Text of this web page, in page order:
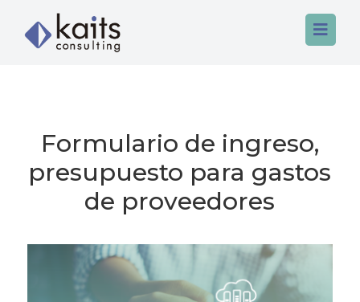

Home
Servicios
FP&A
App & Automation
Contacto
Formulario de ingreso,
presupuesto para gastos
de proveedores